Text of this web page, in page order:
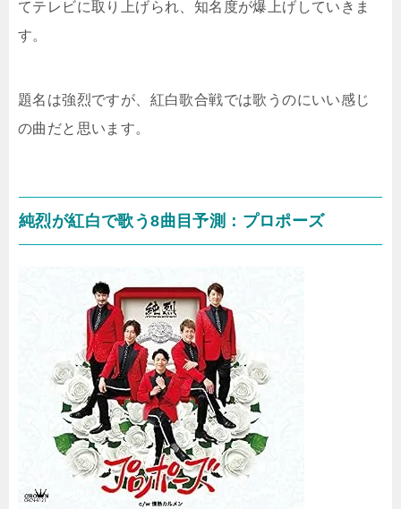
てテレビに取り上げられ、知名度が爆上げしていきま
す。
題名は強烈ですが、紅白歌合戦では歌うのにいい感じ
の曲だと思います。
純烈が紅白で歌う8曲目予測：プロポーズ